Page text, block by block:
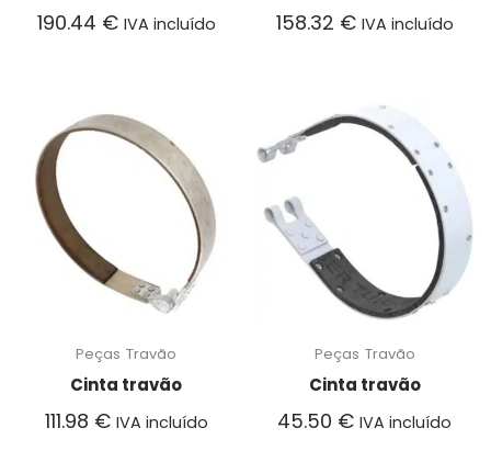
190.44 € IVA incluído 158.32 € IVA incluído
Peças Travão
Cinta travão
111.98 € IVA incluído
Peças Travão
Cinta travão
45.50 € IVA incluído